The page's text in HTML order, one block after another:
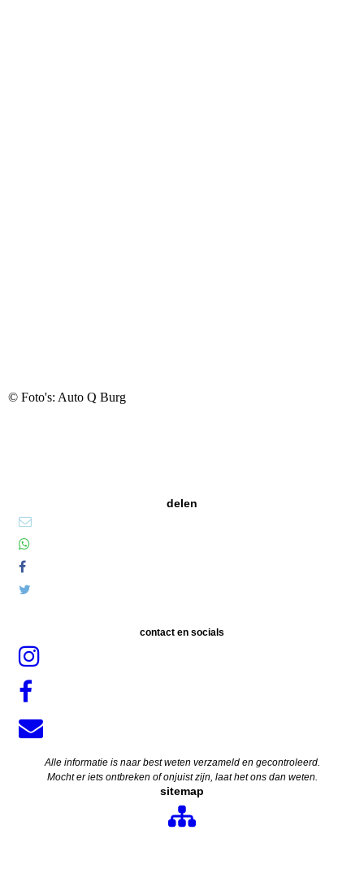
© Foto's: Auto Q Burg
delen
contact en socials
Alle informatie is naar best weten verzameld en gecontroleerd.
Mocht er iets ontbreken of onjuist zijn, laat het ons dan weten.
sitemap